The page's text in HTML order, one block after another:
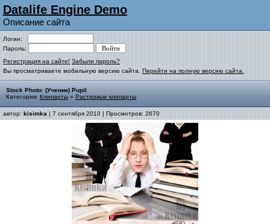
Datalife Engine Demo
Описание сайта
Логин:
Пароль:
Регистрация на сайте! Забыли пароль?
Вы просматриваете мобильную версию сайта. Перейти на полную версию сайта.
Stock Photo: (Ученик) Pupil
Категория: Клипарты » Растровые клипарты
автор: kisimka | 7 сентября 2010 | Просмотров: 2670